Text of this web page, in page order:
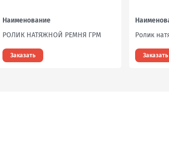
Наименование
РОЛИК НАТЯЖНОЙ РЕМНЯ ГРМ
Заказать
Ролик
Заказать